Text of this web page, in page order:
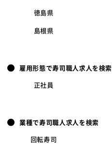
徳島県
島根県
雇用形態で寿司職人求人を検索
正社員
業種で寿司職人求人を検索
回転寿司